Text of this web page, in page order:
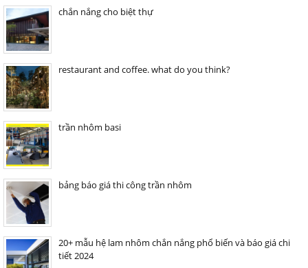
chắn nắng cho biệt thự
restaurant and coffee. what do you think?
trần nhôm basi
bảng báo giá thi công trần nhôm
20+ mẫu hệ lam nhôm chắn nắng phổ biến và báo giá chi
tiết 2024